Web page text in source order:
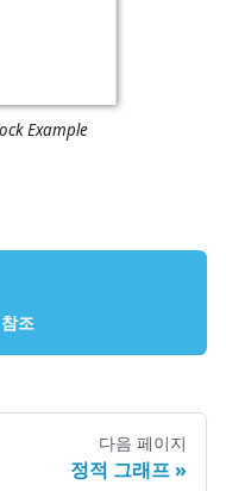
Example
조
다음 페이지
정적 그래프